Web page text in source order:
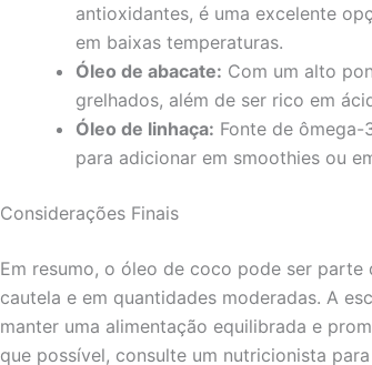
antioxidantes, é uma excelente
em baixas temperaturas.
Óleo de abacate: Com um alto
grelhados, além de ser rico em
Óleo de linhaça: Fonte de
para adicionar em smoothies ou
Considerações Finais
Em resumo, o óleo de coco pode ser
cautela e em quantidades moderadas. A
manter uma alimentação equilibrada e
que possível, consulte um nutricionista